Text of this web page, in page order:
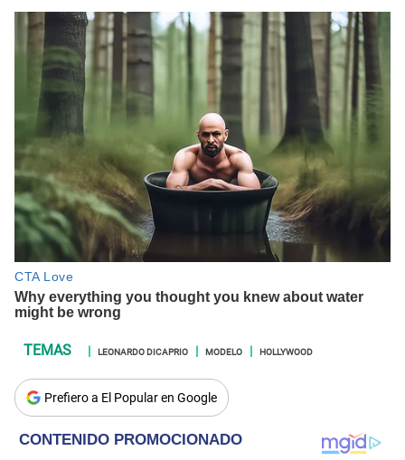
LEONARDO DICAPRIO MODELO HOLLYWOOD
Prefiero a El Popular en Google